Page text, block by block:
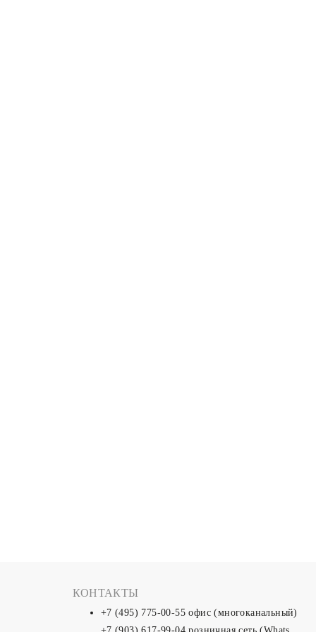
КОНТАКТЫ
+7 (495) 775-00-55 офис (многоканальный)